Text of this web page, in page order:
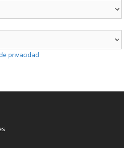
privacidad